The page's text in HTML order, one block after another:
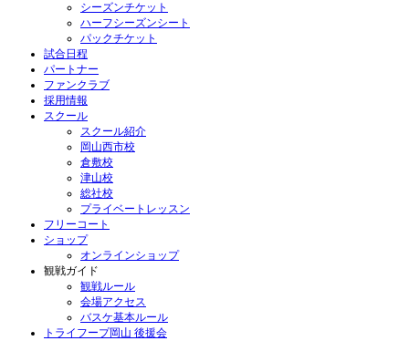
シーズンチケット
ハーフシーズンシート
パックチケット
試合日程
パートナー
ファンクラブ
採用情報
スクール
スクール紹介
岡山西市校
倉敷校
津山校
総社校
プライベートレッスン
フリーコート
ショップ
オンラインショップ
観戦ガイド
観戦ルール
会場アクセス
バスケ基本ルール
トライフープ岡山 後援会